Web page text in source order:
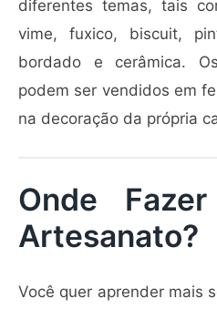
diferentes temas, tais
vime, fuxico, biscuit,
bordado e cerâmica.
podem ser vendidos em
na decoração da própria
Onde
Artesanato?
Você quer aprender mais